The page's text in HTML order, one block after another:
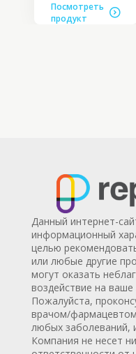
Посмотреть
продукт
Данный интернет-
информационный
целью
или любые другие
могут оказать
воздействие на ваше
Пожалуйста,
врачом/
любых заболеваний,
Компания не несет